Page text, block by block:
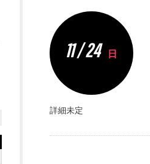
11 / 24 日
詳細未定